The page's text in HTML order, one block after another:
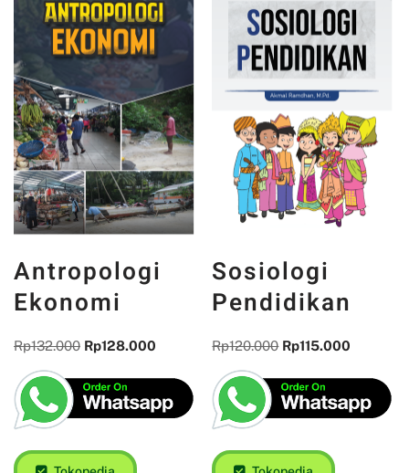
Antropologi
Ekonomi
Rp132.000 Rp128.000
Sosiologi
Pendidikan
Rp120.000 Rp115.000